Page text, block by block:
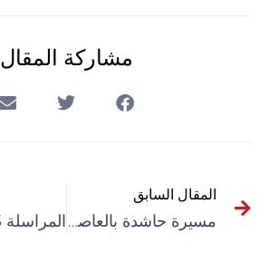
مشاركة المقال
المقال السابق
مسيرة حاشدة بالعاصمة التونسية تضامنا مع الشعب الفلسطيني